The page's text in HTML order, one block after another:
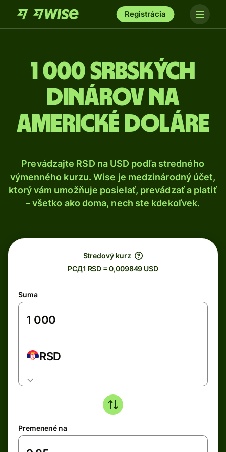
Registrácia
1 000 Srbských
dinárov na
americké doláre
Prevádzajte RSD na USD podľa stredného
výmenného kurzu. Wise je medzinárodný účet,
ktorý vám umožňuje posielať, prevádzať a platiť
– všetko ako doma, nech ste kdekoľvek.
Stredový kurz
РСД1 RSD = 0,009849 USD
Suma
RSD
Premenené na